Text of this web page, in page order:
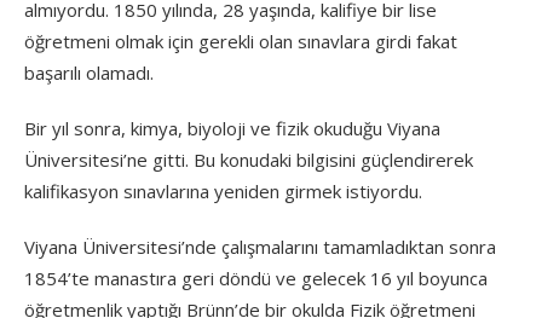
almıyordu. 1850 yılında, 28 yaşında, kalifiye bir lise
öğretmeni olmak için gerekli olan sınavlara girdi fakat
başarılı olamadı.
Bir yıl sonra, kimya, biyoloji ve fizik okuduğu Viyana
Üniversitesi’ne gitti. Bu konudaki bilgisini güçlendirerek
kalifikasyon sınavlarına yeniden girmek istiyordu.
Viyana Üniversitesi’nde çalışmalarını tamamladıktan sonra
1854’te manastıra geri döndü ve gelecek 16 yıl boyunca
öğretmenlik yaptığı Brünn’de bir okulda Fizik öğretmeni